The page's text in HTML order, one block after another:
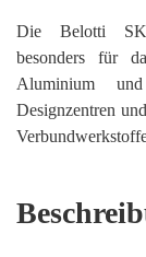
Die Belotti
besonders für
Aluminium
Designzentren